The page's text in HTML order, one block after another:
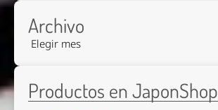
Archivo
Productos en JaponShop